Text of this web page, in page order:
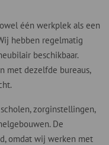
één werkplek als een
hebben regelmatig
beschikbaar.
met dezelfde bureaus,
zorginstellingen,
De
omdat wij werken met